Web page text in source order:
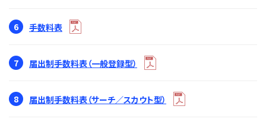
6 手数料表
7 届出制手数料表（一般登録型）
8 届出制手数料表（サーチ／スカウト型）